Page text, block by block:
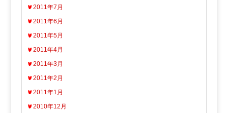
2011年7月
2011年6月
2011年5月
2011年4月
2011年3月
2011年2月
2011年1月
2010年12月